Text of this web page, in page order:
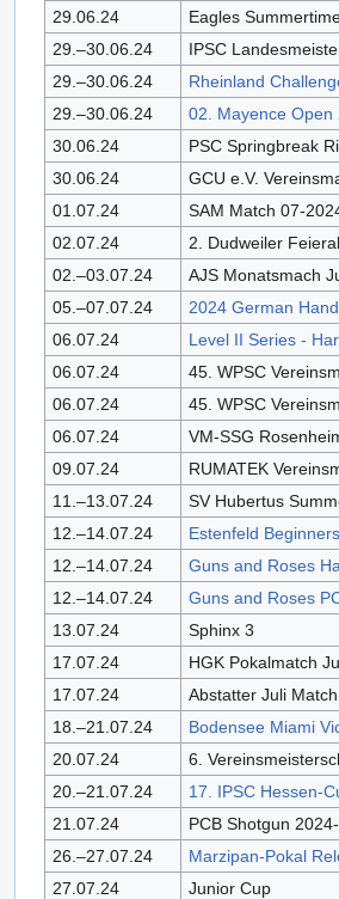
29.06.24
Eagles
29.–30.06.24
IPSC
29.–30.06.24
Rheinland
29.–30.06.24
02. Mayence Open
30.06.24
PSC Springbreak
30.06.24
GCU e.V.
01.07.24
SAM Match 07-
02.07.24
2. Dudweiler
02.–03.07.24
AJS Monatsmach
05.–07.07.24
2024 German
06.07.24
Level II Series -
06.07.24
45. WPSC
06.07.24
45. WPSC
06.07.24
VM-SSG
09.07.24
RUMATEK
11.–13.07.24
SV Hubertus
12.–14.07.24
Estenfeld
12.–14.07.24
Guns and Roses
12.–14.07.24
Guns and Roses
13.07.24
Sphinx 3
17.07.24
HGK Pokalmatch
17.07.24
Abstatter Juli Match
18.–21.07.24
Bodensee Miami
20.07.24
6.
20.–21.07.24
17. IPSC Hessen-
21.07.24
PCB Shotgun
26.–27.07.24
Marzipan-Pokal
27.07.24
Junior Cup